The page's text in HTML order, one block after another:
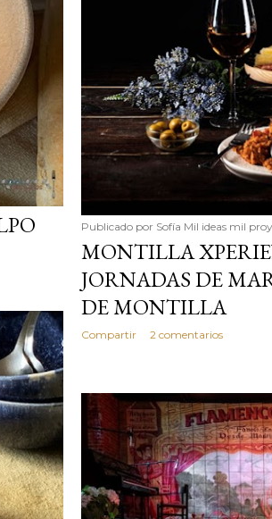
Publicado por Sofía Mil ideas mil
MONTILLA
JORNADAS DE
DE MONTILLA
Compartir 2 comentarios